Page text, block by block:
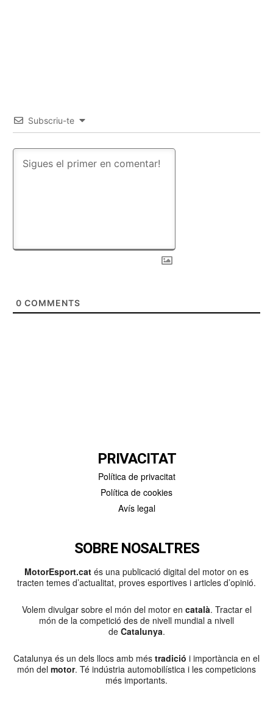
Subscriu-te
0 COMMENTS
PRIVACITAT
Política de privacitat
Política de cookies
Avís legal
SOBRE NOSALTRES
MotorEsport.cat és una publicació digital del motor on es
tracten temes d’actualitat, proves esportives i articles d’opinió.
Volem divulgar sobre el món del motor en català. Tractar el
món de la competició des de nivell mundial a nivell
de Catalunya.
Catalunya és un dels llocs amb més tradició i importància en el
món del motor. Té indústria automobilística i les competicions
més importants.